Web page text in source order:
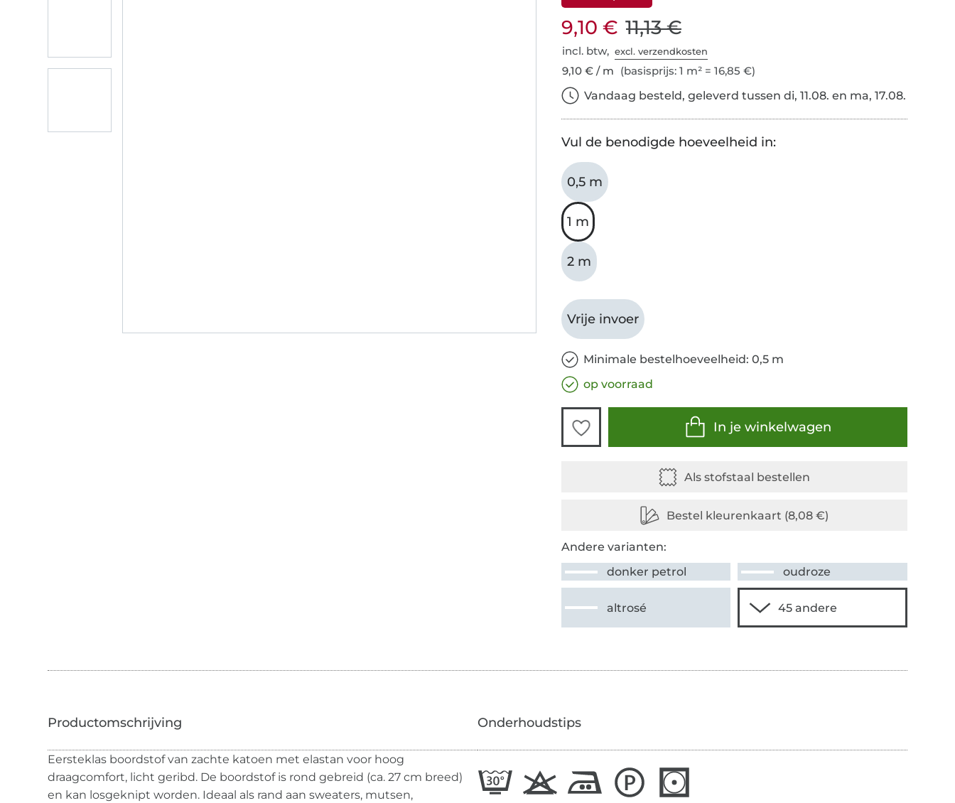
9,10 € 11,13 €
incl. btw,excl. verzendkosten
9,10 € / m (basisprijs: 1 m² = 16,85 €)
Vandaag besteld, geleverd tussen di, 11.08. en ma, 17.08.
Vul de benodigde hoeveelheid in:
0,5 m
1 m
2 m
Vrije invoer
Minimale bestelhoeveelheid: 0,5 m
op voorraad
In je winkelwagen
Andere varianten:
donker petrol
oudroze
altrosé
Eersteklas boordstof van zachte katoen met elastan voor hoog
draagcomfort, licht geribd. De boordstof is rond gebreid (ca. 27 cm breed)
en kan losgeknipt worden. Ideaal als rand aan sweaters, mutsen,
Onderhoudstips